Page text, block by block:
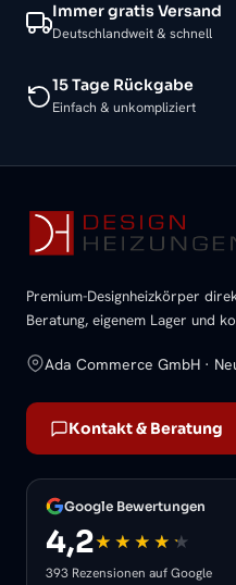
Immer gratis Versand
Deutschlandweit & schnell
15 Tage Rückgabe
Einfach & unkompliziert
Premium-Designheizkörper
Beratung, eigenem Lager und
Ada Commerce GmbH ·
Kontakt & Beratung
Google Bewertungen
4,2
393 Rezensionen auf Google